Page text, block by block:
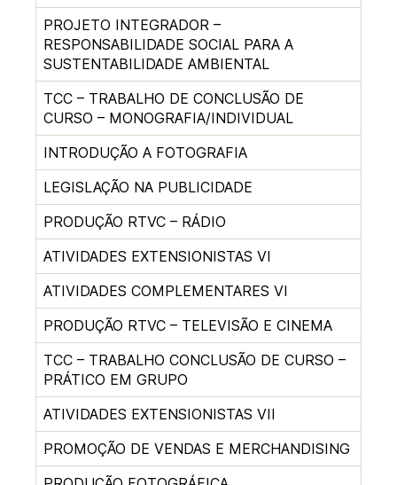
PROJETO INTEGRADOR –
RESPONSABILIDADE SOCIAL PARA A
SUSTENTABILIDADE AMBIENTAL
TCC – TRABALHO DE CONCLUSÃO DE
CURSO – MONOGRAFIA/INDIVIDUAL
INTRODUÇÃO A FOTOGRAFIA
LEGISLAÇÃO NA PUBLICIDADE
PRODUÇÃO RTVC – RÁDIO
ATIVIDADES EXTENSIONISTAS VI
ATIVIDADES COMPLEMENTARES VI
PRODUÇÃO RTVC – TELEVISÃO E CINEMA
TCC – TRABALHO CONCLUSÃO DE CURSO –
PRÁTICO EM GRUPO
ATIVIDADES EXTENSIONISTAS VII
PROMOÇÃO DE VENDAS E MERCHANDISING